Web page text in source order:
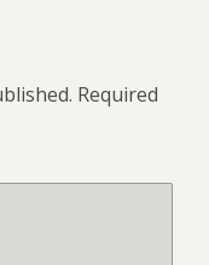
Required